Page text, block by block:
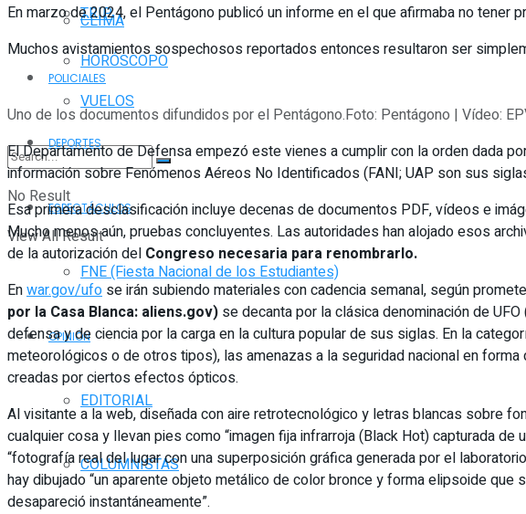
CLIMA
HORÓSCOPO
VUELOS
No Result
View All Result
TRIP
POLICIALES
DEPORTES
ESPECTÁCULOS
FNE (Fiesta Nacional de los Estudiantes)
OPINIÓN
EDITORIAL
COLUMNISTAS
En marzo de 2024, el Pentágono publicó un informe en el que afirmaba no
Muchos avistamientos sospechosos reportados entonces resultaron ser
Uno de los documentos difundidos por el Pentágono.Foto: Pentágono | Vídeo:
El Departamento de Defensa empezó este vienes a cumplir con la orden dada
información sobre Fenómenos Aéreos No Identificados (FANI; UAP son sus
Esa primera desclasificación incluye decenas de documentos PDF, vídeos e
Mucho menos aún, pruebas concluyentes. Las autoridades han alojado esos
de la autorización del Congreso necesaria para renombrarlo.
Enwar.gov/ufo se irán subiendo materiales con cadencia semanal, según
por la Casa Blanca: aliens.gov) se decanta por la clásica denominación de
defensa y de ciencia por la carga en la cultura popular de sus siglas. En la
meteorológicos o de otros tipos), las amenazas a la seguridad nacional en
creadas por ciertos efectos ópticos.
Al visitante a la web, diseñada con aire retrotecnológico y letras blancas sobre
cualquier cosa y llevan pies como “imagen fija infrarroja (Black Hot) capturada
“fotografía real del lugar con una superposición gráfica generada por el
hay dibujado “un aparente objeto metálico de color bronce y forma elipsoide
desapareció instantáneamente”.